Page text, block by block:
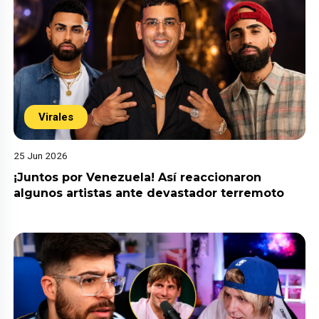
Virales
25 Jun 2026
¡Juntos por Venezuela! Así reaccionaron
algunos artistas ante devastador terremoto